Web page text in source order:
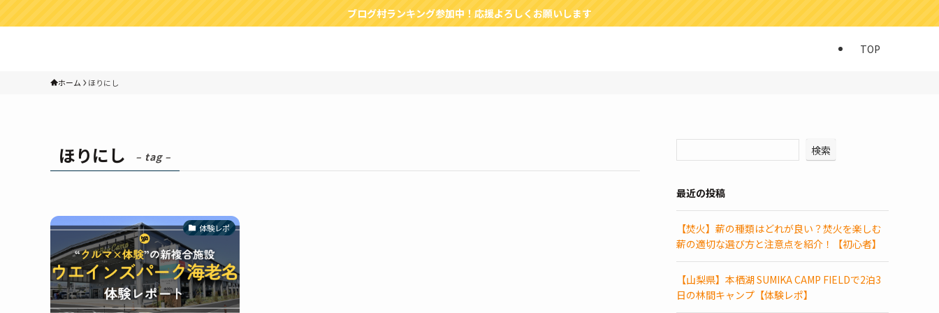
ブログ村ランキング参加中！応援よろしくお願いします
TOP
ホーム ほりにし
ほりにし – tag –
体験レポ
検索
最近の投稿
【焚火】薪の種類はどれが良い？焚火を楽しむ
薪の適切な選び方と注意点を紹介！【初心者】
【山梨県】本栖湖 SUMIKA CAMP FIELDで2泊3
日の林間キャンプ【体験レポ】